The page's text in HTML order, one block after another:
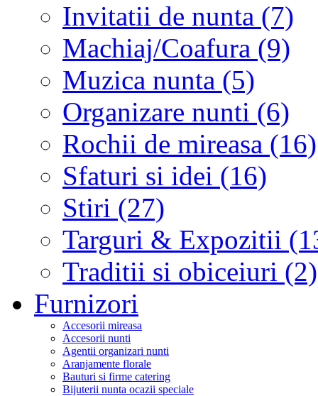
Invitatii de nunta (7)
Machiaj/Coafura (9)
Muzica nunta (5)
Organizare nunti (6)
Rochii de mireasa (16)
Sfaturi si idei (16)
Stiri (27)
Targuri & Expozitii
Traditii si obiceiuri (2)
Furnizori
Accesorii mireasa
Accesorii nunti
Agentii organizari nunti
Aranjamente florale
Bauturi si firme catering
Bijuterii nunta ocazii speciale